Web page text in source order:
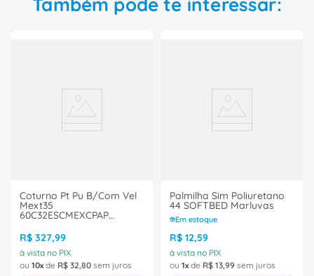
Também pode te interessar:
Coturno Pt Pu B/Com Vel
Mext35
60C32ESCMEXCPAP
R$ 327,99
à vista no PIX
ou 10 de R$ 32,80 sem juros
Palmilha Sim Poliuretano
44 SOFTBED Marluvas
Em estoque
R$ 12,59
à vista no PIX
ou 1 de R$ 13,99 sem juros